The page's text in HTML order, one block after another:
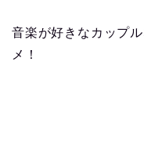
音楽が好きなカップ
メ！